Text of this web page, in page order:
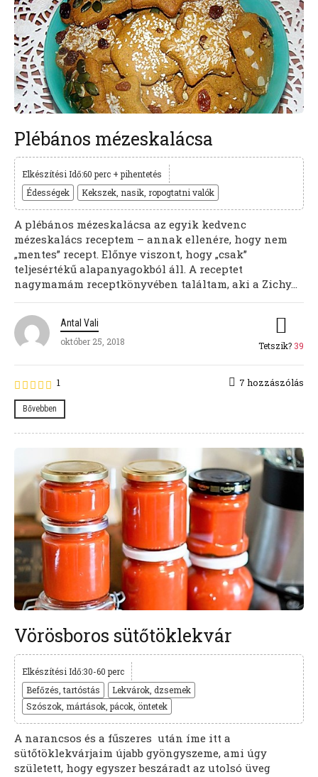
Plébános mézeskalácsa
Elkészítési Idő:60 perc + pihentetés
Édességek
Kekszek, nasik, ropogtatni valók
A plébános mézeskalácsa az egyik kedvenc
mézeskalács receptem – annak ellenére, hogy nem
„mentes” recept. Előnye viszont, hogy „csak”
teljesértékű alapanyagokból áll. A receptet
nagymamám receptkönyvében találtam, aki a Zichy...
Antal Vali
október 25, 2018
Tetszik? 39
1
Bővebben
7 hozzászólás
Vörösboros sütőtöklekvár
Elkészítési Idő:30-60 perc
Befőzés, tartóstás
Lekvárok, dzsemek
Szószok, mártások, pácok, öntetek
A narancsos és a fűszeres után íme itt a
sütőtöklekvárjaim újabb gyöngyszeme, ami úgy
született, hogy egyszer beszáradt az utolsó üveg